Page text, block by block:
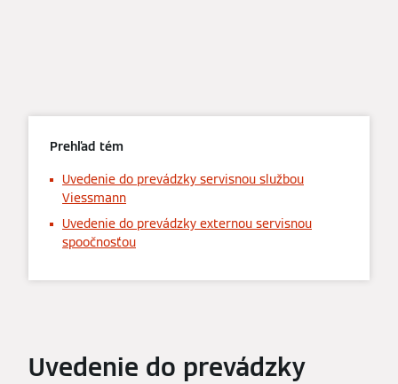
Prehľad tém
Uvedenie do prevádzky servisnou službou
Viessmann
Uvedenie do prevádzky externou servisnou
spoočnosťou
Uvedenie do prevádzky